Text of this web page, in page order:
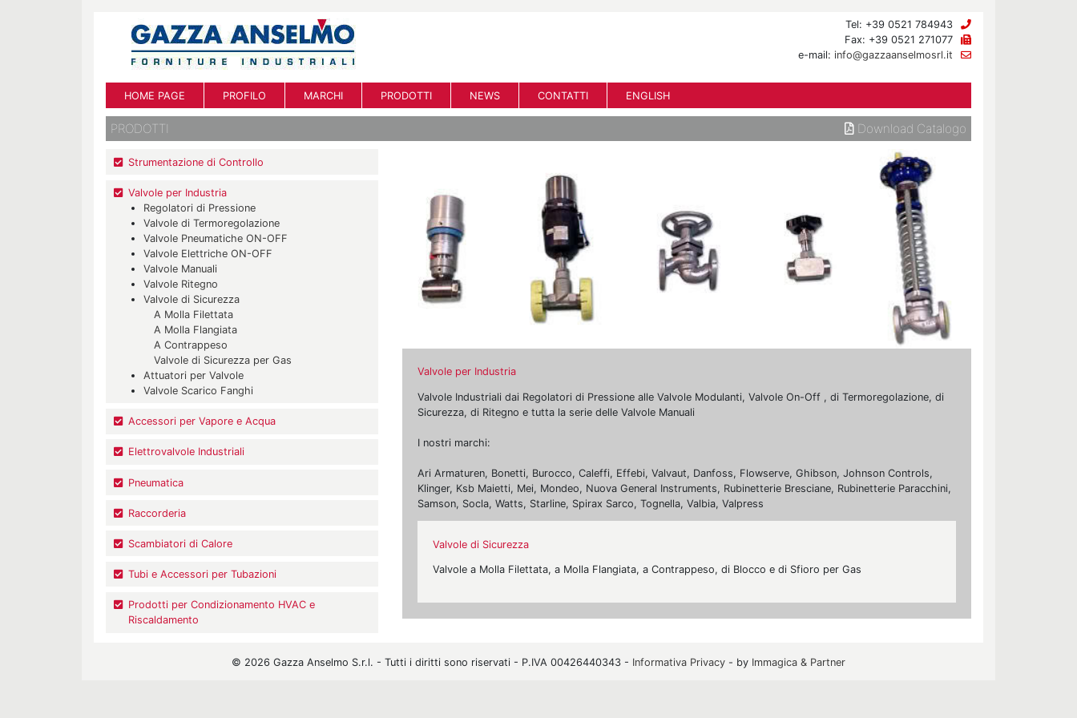
Tel: +39 0521 784943
Fax: +39 0521 271077
e-mail: info@gazzaanselmosrl.it
HOME PAGE PROFILO MARCHI PRODOTTI NEWS CONTATTI ENGLISH
PRODOTTI Download Catalogo
Strumentazione di Controllo
Valvole per Industria
Regolatori di Pressione
Valvole di Termoregolazione
Valvole Pneumatiche ON-OFF
Valvole Elettriche ON-OFF
Valvole Manuali
Valvole Ritegno
Valvole di Sicurezza
A Molla Filettata
A Molla Flangiata
A Contrappeso
Valvole di Sicurezza per Gas
Attuatori per Valvole
Valvole Scarico Fanghi
Accessori per Vapore e Acqua
Elettrovalvole Industriali
Pneumatica
Raccorderia
Scambiatori di Calore
Tubi e Accessori per Tubazioni
Prodotti per Condizionamento HVAC e
Riscaldamento
Valvole per Industria
Valvole Industriali dai Regolatori di Pressione alle Valvole Modulanti, Valvole On-Off , di Termoregolazione, di
Sicurezza, di Ritegno e tutta la serie delle Valvole Manuali
I nostri marchi:
Ari Armaturen, Bonetti, Burocco, Caleffi, Effebi, Valvaut, Danfoss, Flowserve, Ghibson, Johnson Controls,
Klinger, Ksb Maietti, Mei, Mondeo, Nuova General Instruments, Rubinetterie Bresciane, Rubinetterie Paracchini,
Samson, Socla, Watts, Starline, Spirax Sarco, Tognella, Valbia, Valpress
Valvole di Sicurezza
Valvole a Molla Filettata, a Molla Flangiata, a Contrappeso, di Blocco e di Sfioro per Gas
© 2026 Gazza Anselmo S.r.l. - Tutti i diritti sono riservati - P.IVA 00426440343 - Informativa Privacy - by Immagica & Partner